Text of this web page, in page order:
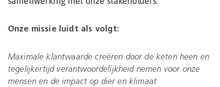
Onze missie luidt als volgt:
Maximale klantwaarde creëren door de keten heen en
tegelijkertijd verantwoordelijkheid nemen voor onze
mensen en de impact op dier en klimaat